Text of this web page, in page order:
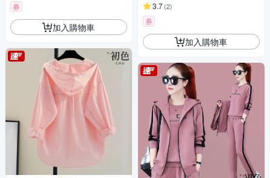
券
加入購物車
3.7(2)
券
加入購物車